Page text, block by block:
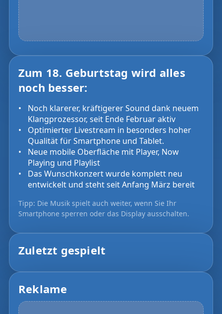
Zum 18. Geburtstag wird alles
noch besser:
Noch klarerer, kräftigerer Sound dank neuem
Klangprozessor, seit Ende Februar aktiv
Optimierter Livestream in besonders hoher
Qualität für Smartphone und Tablet.
Neue mobile Oberfläche mit Player, Now
Playing und Playlist
Das Wunschkonzert wurde komplett neu
entwickelt und steht seit Anfang März bereit
Tipp: Die Musik spielt auch weiter, wenn Sie Ihr
Smartphone sperren oder das Display ausschalten.
Zuletzt gespielt
Reklame